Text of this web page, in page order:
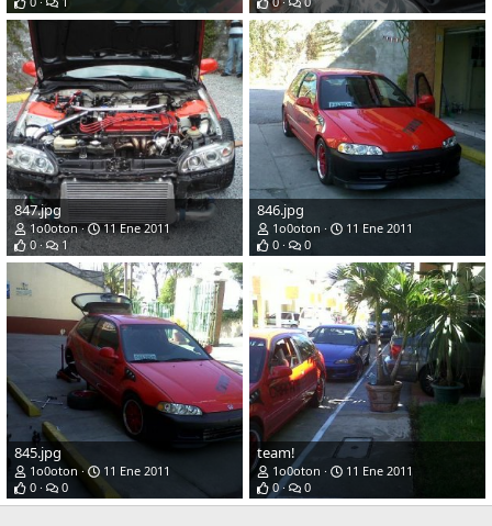
847.jpg
1o0oton
11 Ene 2011
0
1
846.jpg
1o0oton
11 Ene 2011
0
0
845.jpg
1o0oton
11 Ene 2011
0
0
team!
1o0oton
11 Ene 2011
0
0